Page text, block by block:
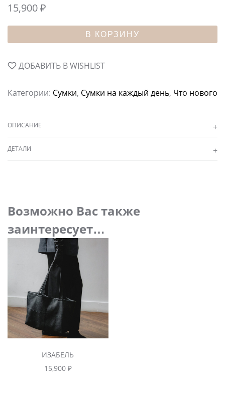
15,900₽
В КОРЗИНУ
ДОБАВИТЬ В WISHLIST
Категории: Сумки, Сумки на каждый день, Что нового
ОПИСАНИЕ
ДЕТАЛИ
Возможно Вас также
заинтересует…
ИЗАБЕЛЬ
15,900 ₽